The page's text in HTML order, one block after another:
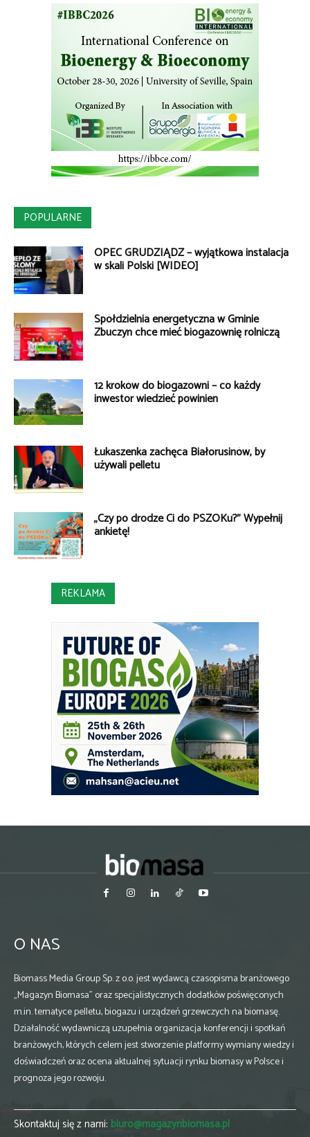
POPULARNE
OPEC GRUDZIĄDZ – wyjątkowa instalacja
w skali Polski [WIDEO]
Spółdzielnia energetyczna w Gminie
Zbuczyn chce mieć biogazownię rolniczą
12 kroków do biogazowni – co każdy
inwestor wiedzieć powinien
Łukaszenka zachęca Białorusinów, by
używali pelletu
„Czy po drodze Ci do PSZOKu?” Wypełnij
ankietę!
REKLAMA
O NAS
Biomass Media Group Sp. z o.o. jest wydawcą czasopisma branżowego
„Magazyn Biomasa” oraz specjalistycznych dodatków poświęconych
m.in. tematyce pelletu, biogazu i urządzeń grzewczych na biomasę.
Działalność wydawniczą uzupełnia organizacja konferencji i spotkań
branżowych, których celem jest stworzenie platformy wymiany wiedzy i
doświadczeń oraz ocena aktualnej sytuacji rynku biomasy w Polsce i
prognoza jego rozwoju.
Skontaktuj się z nami: biuro@magazynbiomasa.pl